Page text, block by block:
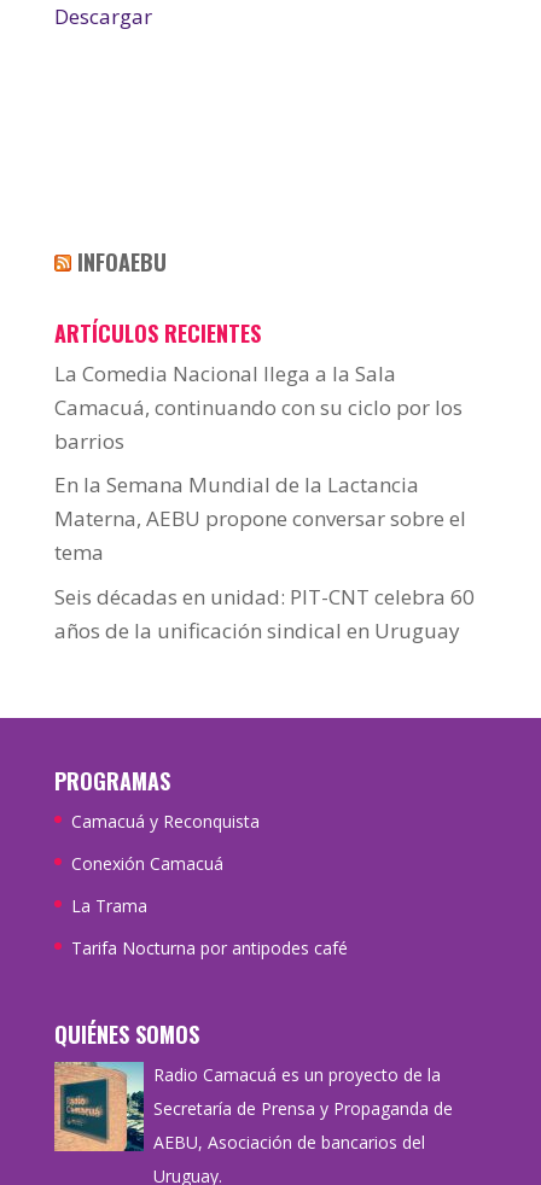
Descargar
INFOAEBU
ARTÍCULOS RECIENTES
La Comedia Nacional llega a la Sala
Camacuá, continuando con su ciclo por los
barrios
En la Semana Mundial de la Lactancia
Materna, AEBU propone conversar sobre el
tema
Seis décadas en unidad: PIT-CNT celebra 60
años de la unificación sindical en Uruguay
PROGRAMAS
Camacuá y Reconquista
Conexión Camacuá
La Trama
Tarifa Nocturna por antipodes café
QUIÉNES SOMOS
Radio Camacuá es un proyecto de la
Secretaría de Prensa y Propaganda de
AEBU, Asociación de bancarios del
Uruguay.